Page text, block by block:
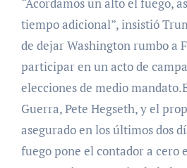
“Acordamos un alto el fuego,
tiempo adicional”, insistió
de dejar Washington rumbo a
participar en un acto de
elecciones de medio
Guerra, Pete Hegseth, y el
asegurado en los últimos dos
fuego pone el contador a cero